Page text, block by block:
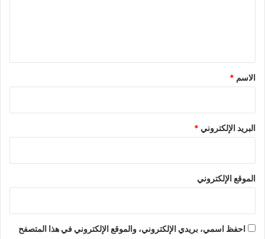
*
الاسم *
البريد الإلكتروني *
الموقع الإلكتروني
احفظ اسمي، بريدي الإلكتروني، والموقع الإلكتروني في هذا المتصفح